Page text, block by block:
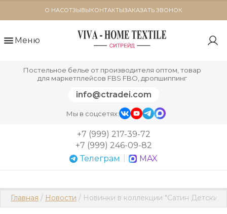
О НАСОТЗЫВЫКОНТАКТЫЗАКАЗАТЬ ЗВОНОК
Меню
Постельное белье от производителя оптом, товар
для маркетплейсов FBS FBO, дропшиппинг
info@ctradei.com
Мы в соцсетях:
+7 (999) 217-39-72
+7 (999) 246-09-82
Телеграм
MAX
Главная / Новости / Новинки в коллекции "Сатин Детский